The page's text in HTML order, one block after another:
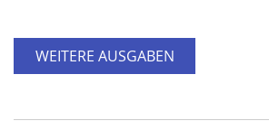
WEITERE AUSGABEN